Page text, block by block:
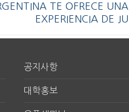
TE OFRECE UNA
EXPERIENCIA DE JU
공지사항
대학홍보